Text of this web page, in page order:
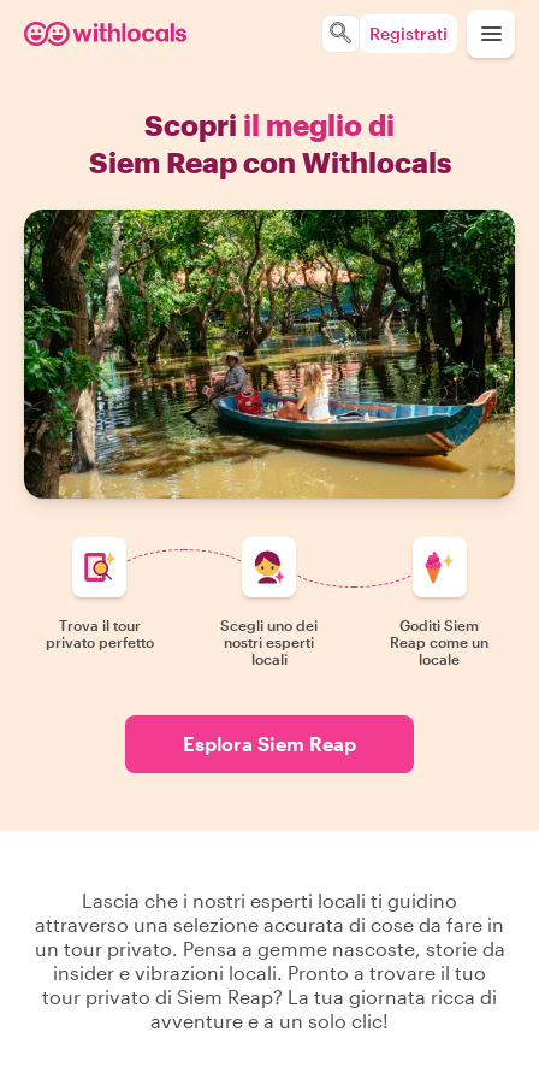
Registrati
Scopri il meglio di
Siem Reap con Withlocals
Trova il tour
privato perfetto
Scegli uno dei
nostri esperti
locali
Goditi Siem
Reap come un
locale
Esplora Siem Reap
Lascia che i nostri esperti locali ti guidino
attraverso una selezione accurata di cose da fare in
un tour privato. Pensa a gemme nascoste, storie da
insider e vibrazioni locali. Pronto a trovare il tuo
tour privato di Siem Reap? La tua giornata ricca di
avventure e a un solo clic!